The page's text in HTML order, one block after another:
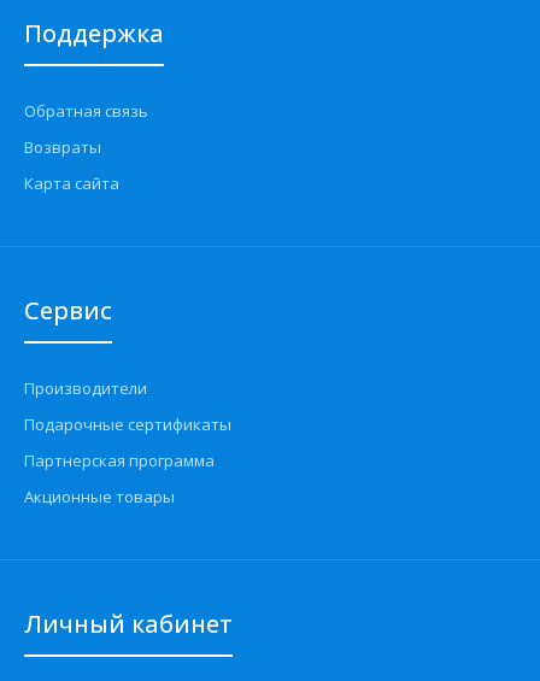
Поддержка
Обратная связь
Возвраты
Карта сайта
Сервис
Производители
Подарочные сертификаты
Партнерская программа
Акционные товары
Личный кабинет